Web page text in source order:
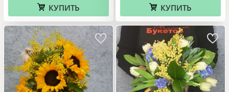
КУПИТЬ КУПИТЬ